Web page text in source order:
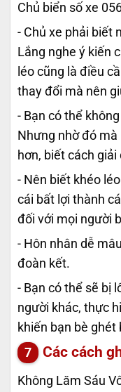
Chủ biển số xe
- Chủ xe phải biết
Lắng nghe ý kiến
léo cũng là điều
thay đổi mà nên
- Bạn có thể
Nhưng nhờ đó
hơn, biết cách
- Nên biết khéo
cái bất lợi thành
đối với mọi người
- Hôn nhân dễ
đoàn kết.
- Bạn có thể sẽ bị
người khác, thực
khiến bạn bè ghét
Các cách
Không Lăm Sáu